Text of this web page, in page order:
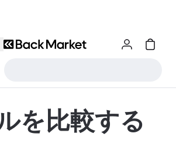
を比較する